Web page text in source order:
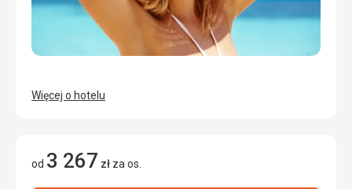
Więcej o hotelu
od 3 267 zł za os.